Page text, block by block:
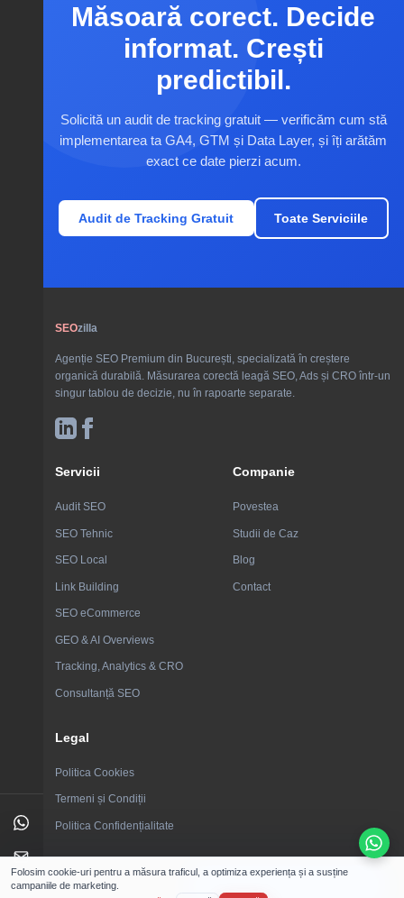
Măsoară corect. Decide
informat. Crești
predictibil.
Solicită un audit de tracking gratuit — verificăm cum stă
implementarea ta GA4, GTM și Data Layer, și îți arătăm
exact ce date pierzi acum.
Audit de Tracking Gratuit Toate Serviciile
SEOzilla
Agenție SEO Premium din București, specializată în creștere
organică durabilă. Măsurarea corectă leagă SEO, Ads și CRO într-un
singur tablou de decizie, nu în rapoarte separate.
Servicii
Audit SEO
SEO Tehnic
SEO Local
Link Building
SEO eCommerce
GEO & AI Overviews
Tracking, Analytics & CRO
Consultanță SEO
Companie
Povestea
Studii de Caz
Blog
Contact
Legal
Politica Cookies
Termeni și Condiții
Politica Confidențialitate
Folosim cookie-uri pentru a măsura traficul, a optimiza experiența și a susține
campaniile de marketing.